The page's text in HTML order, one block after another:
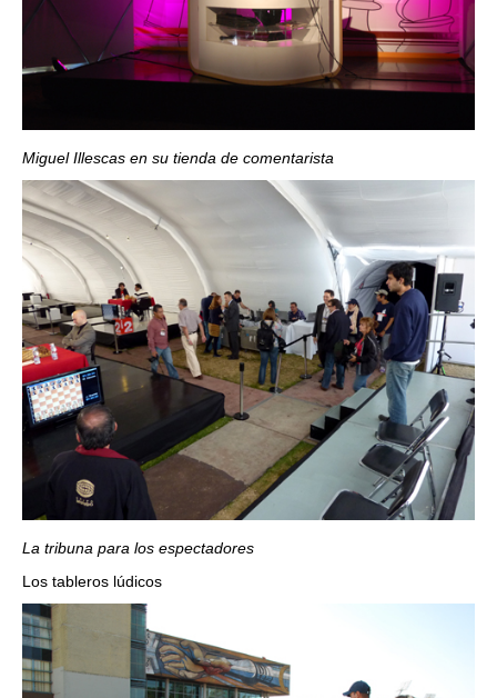
Miguel Illescas en su tienda de comentarista
La tribuna para los espectadores
Los tableros lúdicos